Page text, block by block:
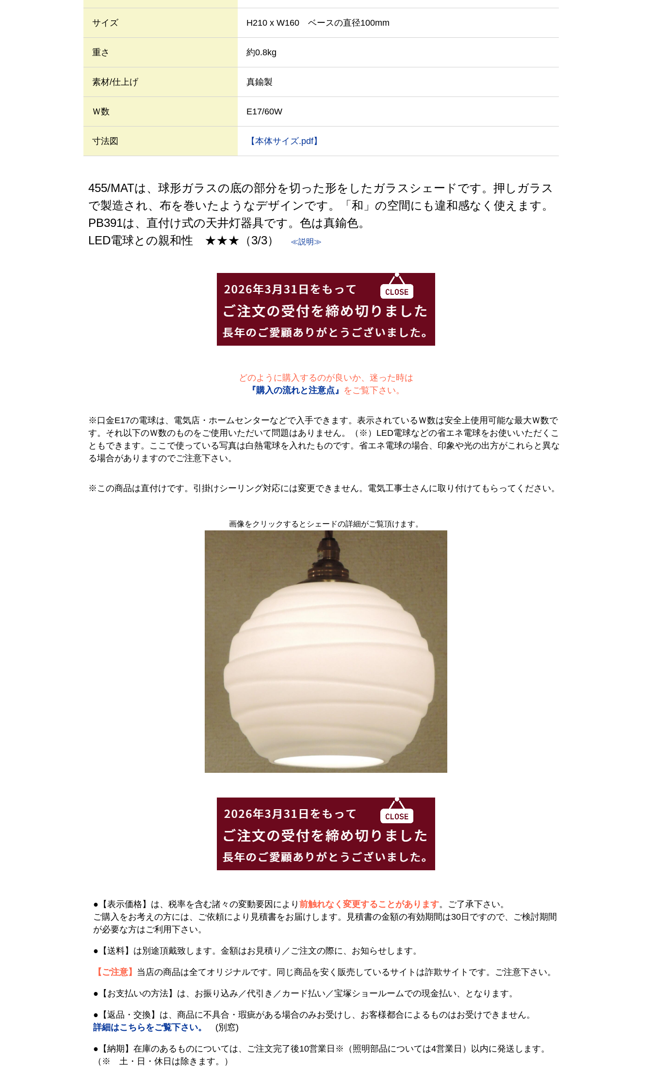
サイズ H210 x W160 ベースの直径100mm
重さ 約0.8kg
素材/仕上げ 真鍮製
Ｗ数 E17/60W
寸法図 【本体サイズ.pdf】
455/MATは、球形ガラスの底の部分を切った形をしたガラスシェードです。押しガラス
で製造され、布を巻いたようなデザインです。「和」の空間にも違和感なく使えます。
PB391は、直付け式の天井灯器具です。色は真鍮色。
LED電球との親和性 ★★★（3/3）
≪説明≫
どのように購入するのが良いか、迷った時は
『購入の流れと注意点』 をご覧下さい。
※口金E17の電球は、電気店・ホームセンターなどで入手できます。表示されているＷ数は安全上使用可能な最大Ｗ数で
す。それ以下のＷ数のものをご使用いただいて問題はありません。（※）LED電球などの省エネ電球をお使いいただくこ
ともできます。ここで使っている写真は白熱電球を入れたものです。省エネ電球の場合、印象や光の出方がこれらと異な
る場合がありますのでご注意下さい。
※この商品は直付けです。引掛けシーリング対応には変更できません。電気工事士さんに取り付けてもらってください。
画像をクリックするとシェードの詳細がご覧頂けます。
●【表示価格】は、税率を含む諸々の変動要因により 前触れなく変更することがあります。ご了承下さい。
ご購入をお考えの方には、ご依頼により見積書をお届けします。見積書の金額の有効期間は30日ですので、ご検討期間
が必要な方はご利用下さい。
●【送料】は別途頂戴致します。金額はお見積り／ご注文の際に、お知らせします。
【ご注意】 当店の商品は全てオリジナルです。同じ商品を安く販売しているサイトは詐欺サイトです。ご注意下さい。
●【お支払いの方法】は、お振り込み／代引き／カード払い／宝塚ショールームでの現金払い、となります。
●【返品・交換】は、商品に不具合・瑕疵がある場合のみお受けし、お客様都合によるものはお受けできません。
詳細はこちらをご覧下さい。
(別窓)
●【納期】在庫のあるものについては、ご注文完了後10営業日※（照明部品については4営業日）以内に発送します。
（※ 土・日・休日は除きます。）